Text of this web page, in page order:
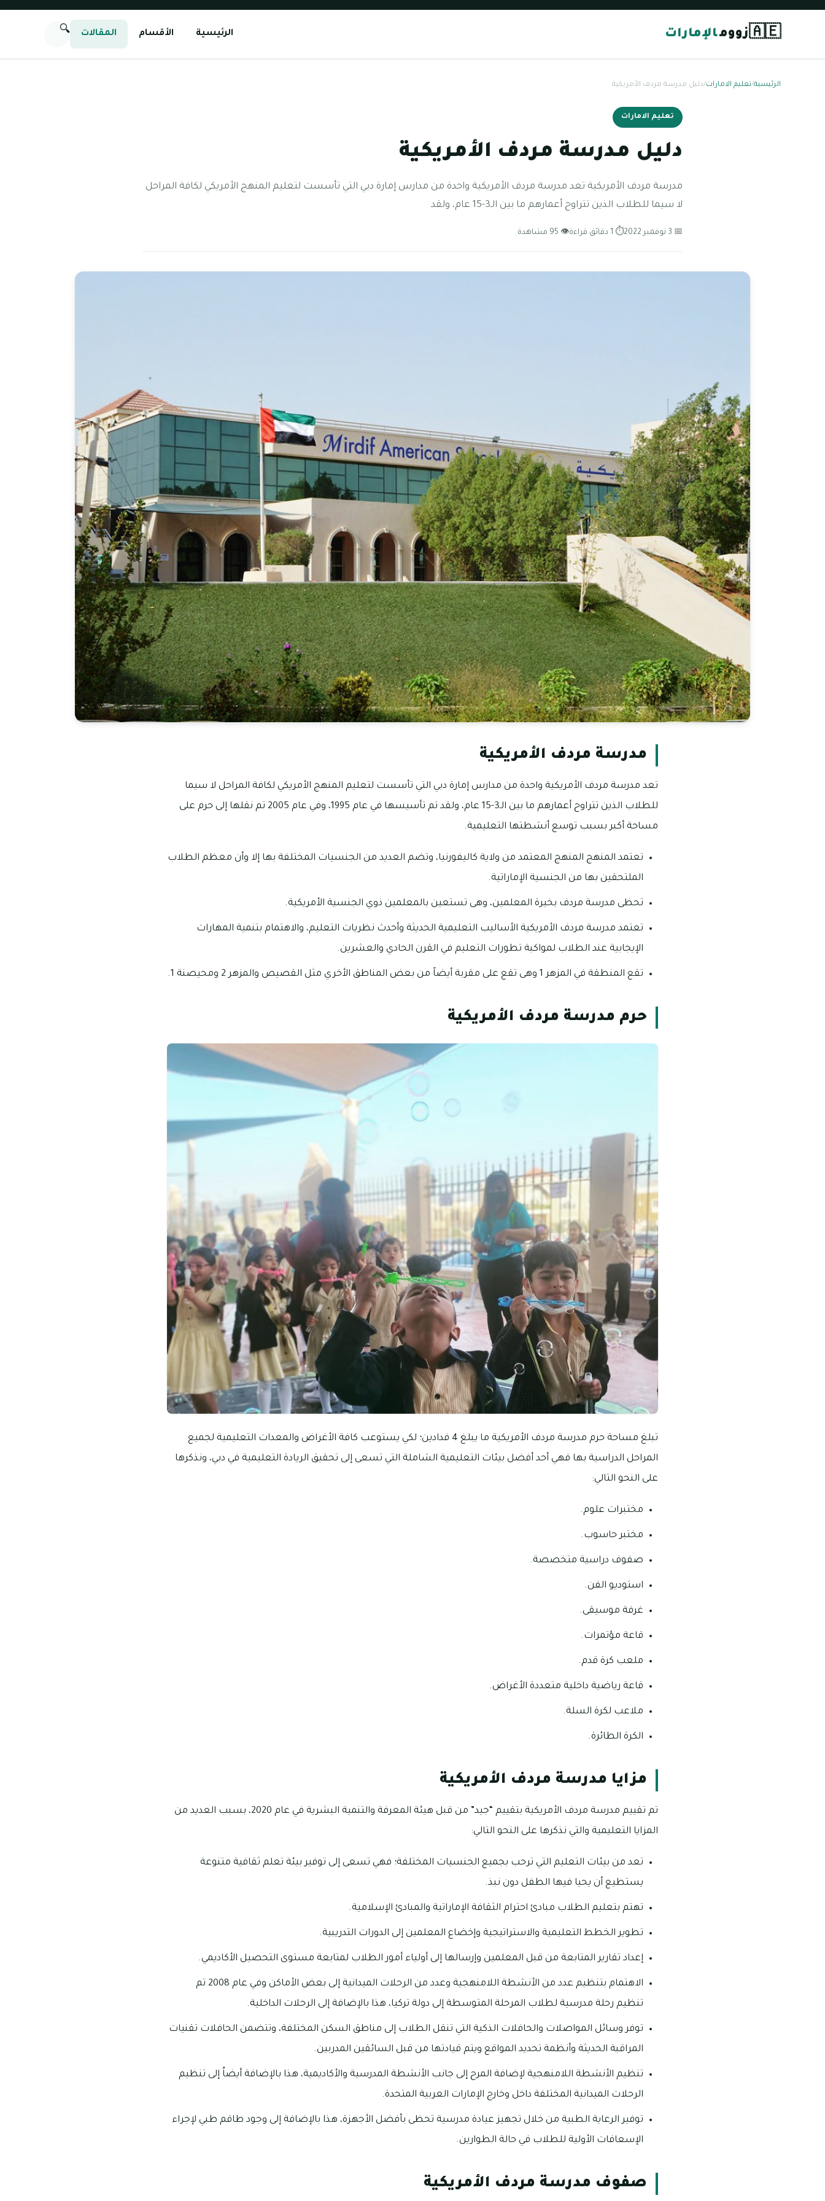
🇦🇪زوومالإمارات الرئيسية الأقسام المقالات 🔍
الرئيسية/تعليم الامارات/دليل مدرسة مردف الأمريكية
تعليم الامارات
دليل مدرسة مردف الأمريكية
مدرسة مردف الأمريكية تعد مدرسة مردف الأمريكية واحدة من مدارس إمارة دبي التي تأسست لتعليم المنهج الأمريكي لكافة المراحل
لا سيما للطلاب الذين تتراوح أعمارهم ما بين الـ3-15 عام، ولقد
📅 3 نوفمبر 2022 ⏱ 1 دقائق قراءة 👁 95 مشاهدة
مدرسة مردف الأمريكية
تعد مدرسة مردف الأمريكية واحدة من مدارس إمارة دبي التي تأسست لتعليم المنهج الأمريكي لكافة المراحل لا سيما
للطلاب الذين تتراوح أعمارهم ما بين الـ3-15 عام، ولقد تم تأسيسها في عام 1995، وفي عام 2005 تم نقلها إلى حرم على
مساحة أكبر بسبب توسع أنشطتها التعليمية.
تعتمد المنهج المنهج المعتمد من ولاية كاليفورنيا، وتضم العديد من الجنسيات المختلفة بها إلا وأن معظم الطلاب
الملتحقين بها من الجنسية الإماراتية.
تحظى مدرسة مردف بخيرة المعلمين، وهى تستعين بالمعلمين ذوي الجنسية الأمريكية.
تعتمد مدرسة مردف الأمريكية الأساليب التعليمية الحديثة وأحدث نظريات التعليم، والاهتمام بتنمية المهارات
الإيجابية عند الطلاب لمواكبة تطورات التعليم في القرن الحادي والعشرين.
تقع المنطقة في المزهر 1 وهى تقع على مقربة أيضاً من بعض المناطق الأخري مثل القصيص والمزهر 2 ومحيصنة 1.
حرم مدرسة مردف الأمريكية
تبلغ مساحة حرم مدرسة مردف الأمريكية ما يبلغ 4 فدادين؛ لكي يستوعب كافة الأغراض والمعدات التعليمية لجميع
المراحل الدراسية بها فهي أحد أفضل بيئات التعليمية الشاملة التي تسعى إلى تحقيق الريادة التعليمية في دبي، ونذكرها
على النحو التالي:
مختبرات علوم.
مختبر حاسوب.
صفوف دراسية متخصصة.
استوديو الفن.
غرفة موسيقى.
قاعة مؤتمرات.
ملعب كرة قدم.
قاعة رياضية داخلية متعددة الأغراض.
ملاعب لكرة السلة.
الكرة الطائرة.
مزايا مدرسة مردف الأمريكية
تم تقييم مدرسة مردف الأمريكية بتقييم “جيد” من قبل هيئة المعرفة والتنمية البشرية في عام 2020، بسبب العديد من
المزايا التعليمية والتي نذكرها على النحو التالي:
تعد من بيئات التعليم التي ترحب بجميع الجنسيات المختلفة؛ فهي تسعى إلى توفير بيئة تعلم ثقافية متنوعة
يستطيع أن يحيا فيها الطفل دون نبذ.
تهتم بتعليم الطلاب مبادئ احترام الثقافة الإماراتية والمبادئ الإسلامية.
تطوير الخطط التعليمية والاستراتيجية وإخضاع المعلمين إلى الدورات التدريبية.
إعداد تقارير المتابعة من قبل المعلمين وإرسالها إلى أولياء أمور الطلاب لمتابعة مستوى التحصيل الأكاديمي.
الاهتمام بتنظيم عدد من الأنشطة اللامنهجية وعدد من الرحلات الميدانية إلى بعض الأماكن وفي عام 2008 تم
تنظيم رحلة مدرسية لطلاب المرحلة المتوسطة إلى دولة تركيا، هذا بالإضافة إلى الرحلات الداخلية.
توفر وسائل المواصلات والحافلات الذكية التي تنقل الطلاب إلى مناطق السكن المختلفة، وتتضمن الحافلات تقنيات
المراقبة الحديثة وأنظمة تحديد المواقع ويتم قيادتها من قبل السائقين المدربين.
تنظيم الأنشطة اللامنهجية لإضافة المرح إلى جانب الأنشطة المدرسية والأكاديمية، هذا بالإضافة أيضاُ إلى تنظيم
الرحلات الميدانية المختلفة داخل وخارج الإمارات العربية المتحدة.
توفير الرعاية الطبية من خلال تجهيز عيادة مدرسية تحظى بأفضل الأجهزة، هذا بالإضافة إلى وجود طاقم طبي لإجراء
الإسعافات الأولية للطلاب في حالة الطوارين.
صفوف مدرسة مردف الأمريكية